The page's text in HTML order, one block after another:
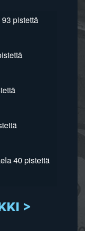
pistettä
40 pistettä
>